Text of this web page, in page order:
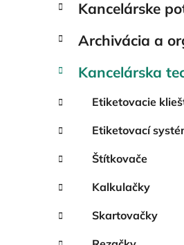
e
l
Kancelárske
Archivácia a
Kancelárska
Etiketovacie
Etiketovací
Štítkovače
Kalkulačky
Skartovačky